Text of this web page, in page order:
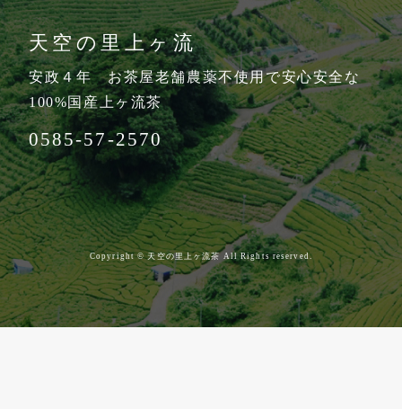
天空の里上ヶ流
安政４年 お茶屋老舗農薬不使用で安心安全な
100%国産上ヶ流茶
0585-57-2570
Copyright ©天空の里上ヶ流茶 All Rights reserved.